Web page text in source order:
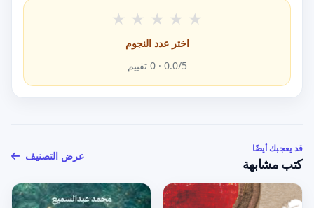
★ ★ ★ ★ ★
اختر عدد النجوم
0.0/5 ·
0 تقييم
قد يعجبك أيضًا
كتب مشابهة
عرض التصنيف